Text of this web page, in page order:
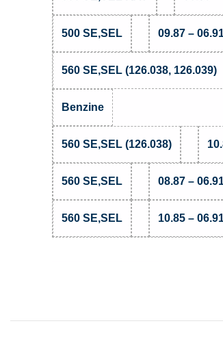
500 SE,SEL 09.87 –
560 SE,SEL (126.038, 126.039)
Benzine
560 SE,SEL (126.038)
560 SE,SEL 08.87 –
560 SE,SEL 10.85 –